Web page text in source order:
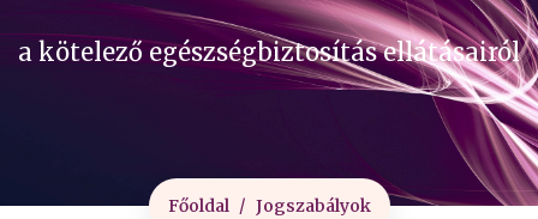
a kötelező egészségbiztosítás ellátásairól
Főoldal Jogszabályok